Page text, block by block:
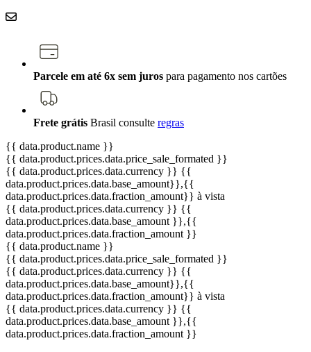
Parcele em até 6x sem juros para pagamento nos cartões
Frete grátis Brasil consulte regras
{{ data.product.name }}
{{ data.product.prices.data.price_sale_formated }}
{{ data.product.prices.data.currency }} {{
data.product.prices.data.base_amount}},{{
data.product.prices.data.fraction_amount}} à vista
{{ data.product.prices.data.currency }} {{
data.product.prices.data.base_amount }},{{
data.product.prices.data.fraction_amount }}
{{ data.product.name }}
{{ data.product.prices.data.price_sale_formated }}
{{ data.product.prices.data.currency }} {{
data.product.prices.data.base_amount}},{{
data.product.prices.data.fraction_amount}} à vista
{{ data.product.prices.data.currency }} {{
data.product.prices.data.base_amount }},{{
data.product.prices.data.fraction_amount }}